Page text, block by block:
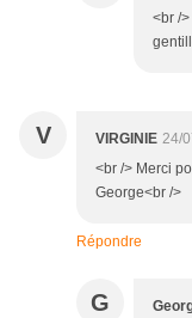
<br /
V VIRGINIE 24/
<br /> Merci
George<br />
Répondre
G